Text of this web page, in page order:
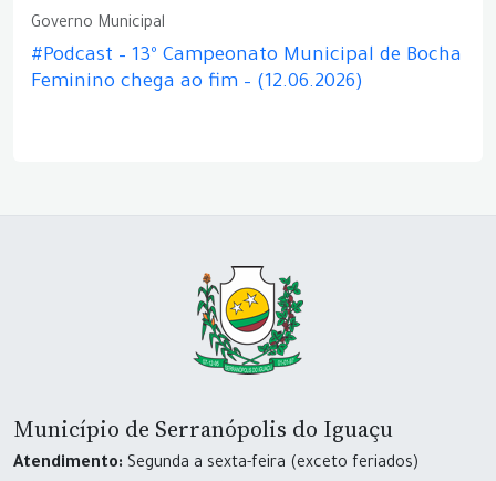
Governo Municipal
#Podcast – 13º Campeonato Municipal de Bocha
Feminino chega ao fim – (12.06.2026)
Município de Serranópolis do Iguaçu
Atendimento: Segunda a sexta-feira (exceto feriados)